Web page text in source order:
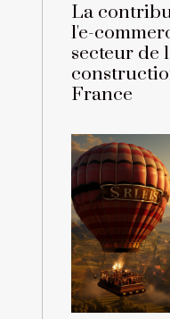
La
l'e-
secteur de
France